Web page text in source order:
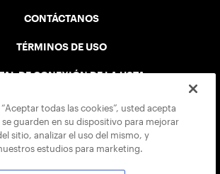
CONTÁCTANOS
TÉRMINOS DE USO
DE CONEXIÓN DE LA USTA
DE JUEGO SEGURO
MAPA DEL SITIO
todas las cookies”, usted acepta
se guarden en su dispositivo para mejorar
sitio, analizar el uso del mismo, y
estudios para marketing.